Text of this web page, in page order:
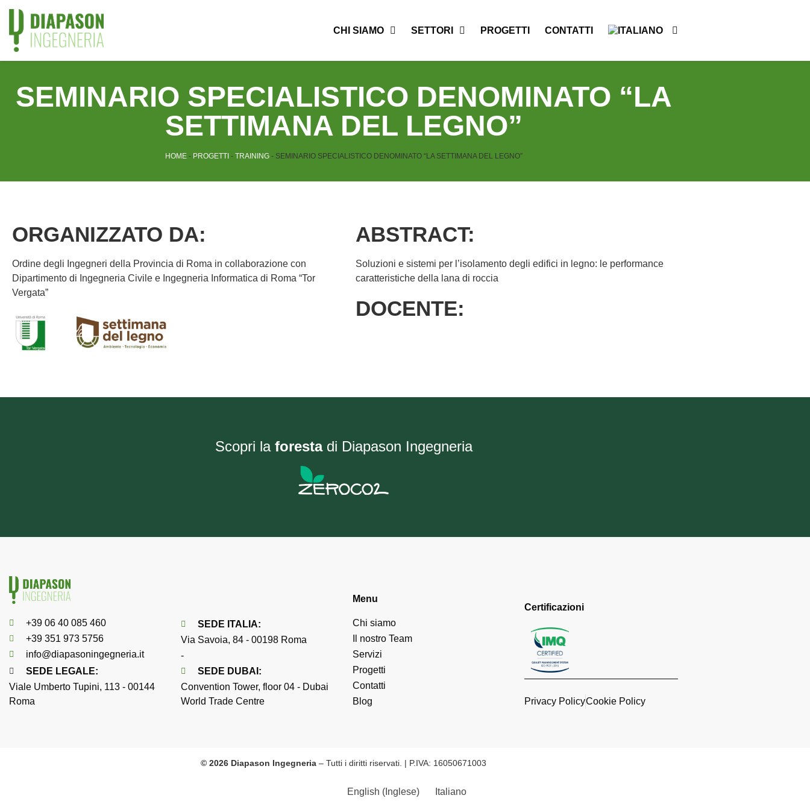
CHI SIAMO SETTORI PROGETTI CONTATTI
SEMINARIO SPECIALISTICO DENOMINATO “LA
SETTIMANA DEL LEGNO”
HOME- PROGETTI - TRAINING- SEMINARIO SPECIALISTICO DENOMINATO “LA SETTIMANA DEL LEGNO”
ORGANIZZATO DA:
Ordine degli Ingegneri della Provincia di Roma in collaborazione con
Dipartimento di Ingegneria Civile e Ingegneria Informatica di Roma “Tor
Vergata”
ABSTRACT:
Soluzioni e sistemi per l’isolamento degli edifici in legno: le performance
caratteristiche della lana di roccia
DOCENTE:
Scopri la forestadi Diapason Ingegneria
+39 06 40 085 460
+39 351 973 5756
info@diapasoningegneria.it
SEDE LEGALE:
Viale Umberto Tupini, 113 - 00144
Roma
SEDE ITALIA:
Via Savoia, 84 - 00198 Roma
-
SEDE DUBAI :
Convention Tower, floor 04 - Dubai
World Trade Centre
Menu
Chi siamo
Il nostro Team
Servizi
Progetti
Contatti
Blog
Certificazioni
Privacy PolicyCookie Policy
© 2026 Diapason Ingegneria – Tutti i diritti riservati. | P.IVA: 16050671003
English ( Inglese) Italiano